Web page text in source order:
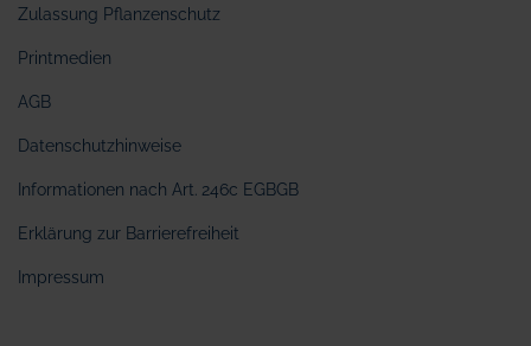
Zulassung Pflanzenschutz
Printmedien
AGB
Datenschutzhinweise
Informationen nach Art. 246c EGBGB
Erklärung zur Barrierefreiheit
Impressum